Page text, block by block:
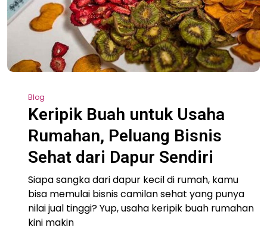
Blog
Keripik Buah untuk Usaha
Rumahan, Peluang Bisnis
Sehat dari Dapur Sendiri
Siapa sangka dari dapur kecil di rumah, kamu
bisa memulai bisnis camilan sehat yang punya
nilai jual tinggi? Yup, usaha keripik buah rumahan
kini makin